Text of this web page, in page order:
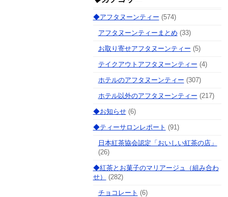
◆アフタヌーンティー (574)
アフタヌーンティーまとめ (33)
お取り寄せアフタヌーンティー (5)
テイクアウトアフタヌーンティー (4)
ホテルのアフタヌーンティー (307)
ホテル以外のアフタヌーンティー (217)
◆お知らせ(6)
◆ティーサロンレポート (91)
日本紅茶協会認定「おいしい紅茶の店」
(26)
◆紅茶とお菓子のマリアージュ（組み合わ
せ）
(282)
チョコレート (6)